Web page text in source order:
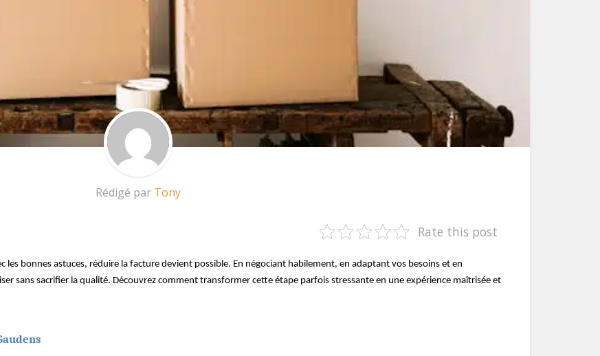
Rédigé par Tony
Rate this post
bonnes astuces, réduire la facture devient possible. En négociant habilement, en adaptant vos besoins et en
sans sacrifier la qualité. Découvrez comment transformer cette étape parfois stressante en une expérience maîtrisée et